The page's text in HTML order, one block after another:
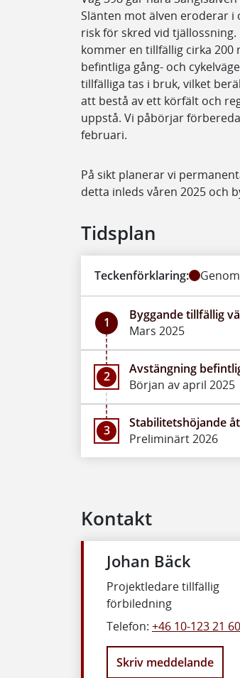
Slänten mot älven eroderar
risk för skred vid
kommer en tillfällig cirka
befintliga gång- och
tillfälliga tas i bruk, vilket
att bestå av ett körfält och
uppstå. Vi påbörjar
februari.
På sikt planerar vi
detta inleds våren 2025 och
Tidsplan
Teckenförklaring:
1
Byggande tillfällig
Mars 2025
2
Avstängning
Början av april 2025
3
Stabilitetshöjande
Preliminärt 2026
Kontakt
Johan Bäck
Projektledare tillfällig
förbiledning
Telefon: +46 10-123 21 60
Skriv meddelande